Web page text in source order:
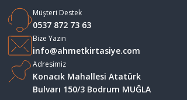
Müşteri Destek
0537 872 73 63
Bize Yazın
info@ahmetkirtasiye.com
Adresimiz
Konacık Mahallesi Atatürk
Bulvarı 150/3 Bodrum MUĞLA